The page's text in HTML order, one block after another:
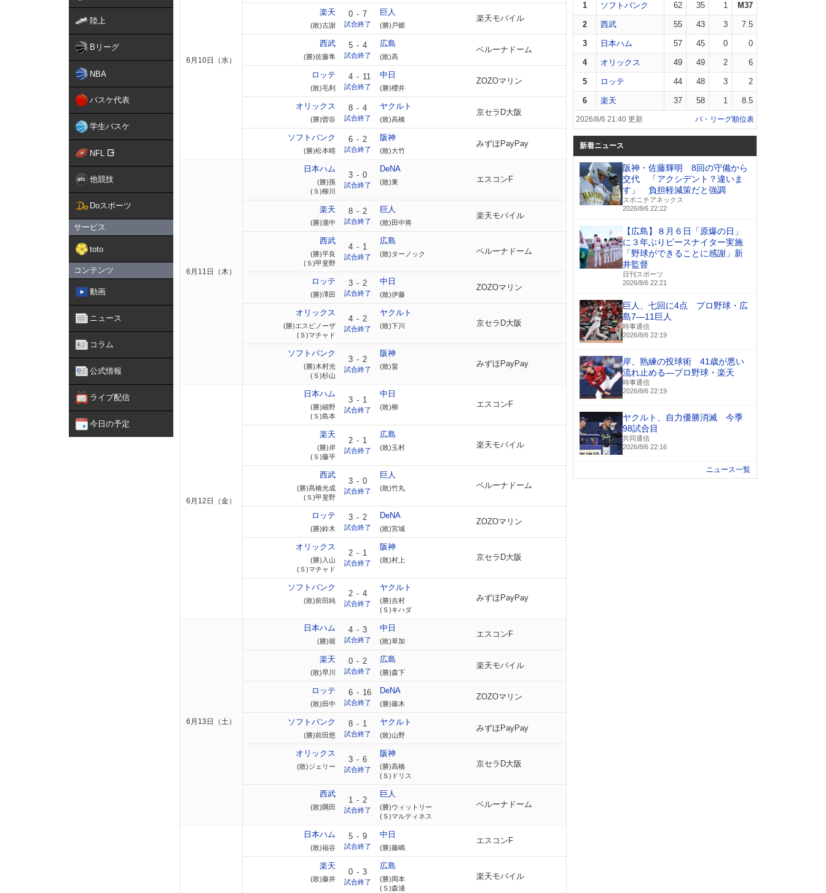
陸上
Bリーグ
NBA
バスケ代表
学生バスケ
NFL
他競技
Doスポーツ
サービス
toto
コンテンツ
動画
ニュース
コラム
公式情報
ライブ配信
今日の予定
6月10日（水）
楽天
(敗)古謝
0 - 7
試合終了
巨人
(勝)戸郷
楽天モバイル
西武
(勝)佐藤隼
5 - 4
試合終了
広島
(敗)髙
ベルーナドーム
ロッテ
(敗)毛利
4 - 11
試合終了
中日
(勝)櫻井
ZOZOマリン
オリックス
(勝)曽谷
8 - 4
試合終了
ヤクルト
(敗)高橋
京セラD大阪
ソフトバンク
(勝)松本晴
6 - 2
試合終了
阪神
(敗)大竹
みずほPayPay
6月11日（木）
日本ハム
(勝)孫
(Ｓ)柳川
3 - 0
試合終了
DeNA
(敗)東 エスコンF
楽天
(勝)瀧中
8 - 2
試合終了
巨人
(敗)田中将
楽天モバイル
西武
(勝)平良
(Ｓ)甲斐野
4 - 1
試合終了
広島
(敗)ターノック ベルーナドーム
ロッテ
(勝)澤田
3 - 2
試合終了
中日
(敗)伊藤
ZOZOマリン
オリックス
(勝)エスピノーザ
(Ｓ)マチャド
4 - 2
試合終了
ヤクルト
(敗)下川 京セラD大阪
ソフトバンク
(勝)木村光
(Ｓ)杉山
3 - 2
試合終了
阪神
(敗)畠 みずほPayPay
6月12日（金）
日本ハム
(勝)細野
(Ｓ)島本
3 - 1
試合終了
中日
(敗)柳 エスコンF
楽天
(勝)岸
(Ｓ)藤平
2 - 1
試合終了
広島
(敗)玉村 楽天モバイル
西武
(勝)髙橋光成
(Ｓ)甲斐野
3 - 0
試合終了
巨人
(敗)竹丸 ベルーナドーム
ロッテ
(勝)鈴木
3 - 2
試合終了
DeNA
(敗)宮城
ZOZOマリン
オリックス
(勝)入山
(Ｓ)マチャド
2 - 1
試合終了
阪神
(敗)村上 京セラD大阪
ソフトバンク
(敗)前田純
2 - 4
試合終了
ヤクルト
(勝)吉村
(Ｓ)キハダ
みずほPayPay
6月13日（土）
日本ハム
(勝)堀
4 - 3
試合終了
中日
(敗)草加
エスコンF
楽天
(敗)早川
0 - 2
試合終了
広島
(勝)森下
楽天モバイル
ロッテ
(敗)田中
6 - 16
試合終了
DeNA
(勝)篠木
ZOZOマリン
ソフトバンク
(勝)前田悠
8 - 1
試合終了
ヤクルト
(敗)山野
みずほPayPay
オリックス
(敗)ジェリー
3 - 6
試合終了
阪神
(勝)髙橋
(Ｓ)ドリス
京セラD大阪
西武
(敗)隅田
1 - 2
試合終了
巨人
(勝)ウィットリー
(Ｓ)マルティネス
ベルーナドーム
日本ハム
(敗)福谷
5 - 9
試合終了
中日
(勝)藤嶋
エスコンF
楽天
(敗)藤井
0 - 3
試合終了
広島
(勝)岡本
(Ｓ)森浦
楽天モバイル
1 ソフトバンク 62 35 1 M37
2 西武 55 43 3 7.5
3 日本ハム 57 45 0 0
4 オリックス 49 49 2 6
5 ロッテ 44 48 3 2
6 楽天 37 58 1 8.5
2026/8/6 21:40 更新 パ・リーグ順位表
新着ニュース
阪神・佐藤輝明 8回の守備から
交代 「アクシデント？違いま
す」 負担軽減策だと強調
スポニチアネックス
2026/8/6 22:22
【広島】８月６日「原爆の日」
に３年ぶりピースナイター実施
「野球ができることに感謝」新
井監督
日刊スポーツ
2026/8/6 22:21
巨人、七回に4点 プロ野球・広
島7―11巨人
時事通信
2026/8/6 22:19
岸、熟練の投球術 41歳が悪い
流れ止める―プロ野球・楽天
時事通信
2026/8/6 22:19
ヤクルト、自力優勝消滅 今季
98試合目
共同通信
2026/8/6 22:16
ニュース一覧